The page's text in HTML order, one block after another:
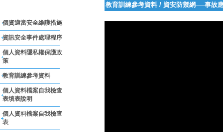
個資適當安全維護措施
資訊安全事件處理程序
個人資料隱私權保護政
策
教育訓練參考資料
個人資料檔案自我檢查
表填表說明
個人資料檔案自我檢查
表
教育訓練參考資料/ 資安防禦網──事故